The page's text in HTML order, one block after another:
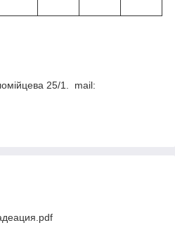
25/1. mail: